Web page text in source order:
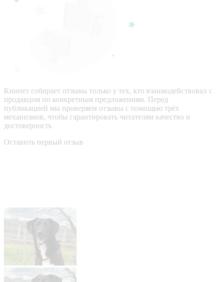
Кинпет собирает отзывы только у тех, кто взаимодействовал с
продавцом по конкретным предложениям. Перед
публикацией мы проверяем отзывы с помощью трёх
механизмов, чтобы гарантировать читателям качество и
достоверность
Оставить первый отзыв